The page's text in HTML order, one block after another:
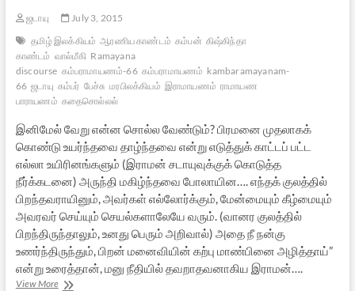
ஜடாயு
July 3, 2015
தமிழ் இலக்கியம் ஆரணிய காண்டம் கம்பன் கிஷ்கிந்தா
காண்டம் வால்மீகி Ramayana
discourse கம்பராமாயணம்-66 கம்பராமாயணம் kambaramayanam-
66 ஜடாயு கம்பர் பேச்சு மரபிலக்கியம் இராமாயணம் ராமாயண
பாராயணம் கதைசொல்லல்
இனிமேல் வேறு என்ன சொல்ல வேண்டும்? பிரமனை முதலாகக்
கொண்டு உயர்ந்தவை தாழ்ந்தவை என்று எடுத்துக் காட்டப் பட்ட
எல்லா உயிரினங்களும் (இராமன் சடாயுவுக்குக் கொடுத்த
நீர்க்கடனை) அருந்தி மகிழ்ந்தவை போலாயின…. எந்தக் குலத்தில்
பிறந்தவராயினும், அவர்கள் எல்லோர்க்கும், மேன்மையும் கீழ்மையும்
அவரவர் செய்யும் செயல்களாலேயே வரும். (வானர குலத்தில்
பிறந்திருந்தாலும், உனது பெரும் அறிவால்) அதை நீ நன்கு
உணர்ந்திருந்தும், பிறன் மனைவியின் கற்பு மாண்பினை அழித்தாய்”
என்று உரைத்தான், மனு நீதியில் தவறாதவனாகிய இராமன்….
View Moreகம்பராமாயணம்